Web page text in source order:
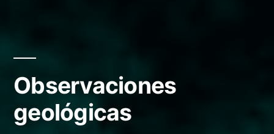
Observaciones
geológicas